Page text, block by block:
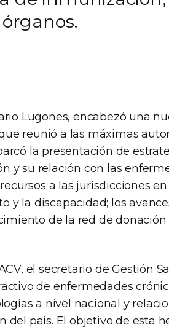
Lugones, encabezó una
reunió a las máximas
la presentación de
y su relación con las
a las jurisdicciones
y la discapacidad; los
de la red de donación
el secretario de Gestión
de enfermedades
a nivel nacional y
del país. El objetivo de esta